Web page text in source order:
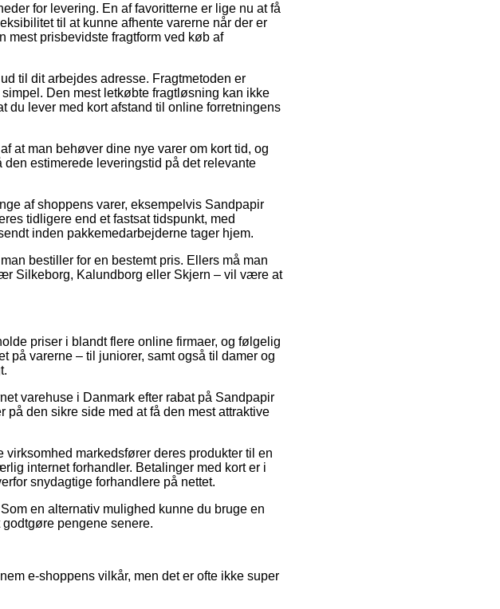
for levering. En af favoritterne er lige nu at få
til at kunne afhente varerne når der er
mest prisbevidste fragtform ved køb af
til dit arbejdes adresse. Fragtmetoden er
Den mest letkøbte fragtløsning kan ikke
lever med kort afstand til online forretningens
man behøver dine nye varer om kort tid, og
estimerede leveringstid på det relevante
af shoppens varer, eksempelvis Sandpapir
tidligere end et fastsat tidspunkt, med
inden pakkemedarbejderne tager hjem.
bestiller for en bestemt pris. Ellers må man
Silkeborg, Kalundborg eller Skjern – vil være at
priser i blandt flere online firmaer, og følgelig
på varerne – til juniorer, samt også til damer og
varehuse i Danmark efter rabat på Sandpapir
på den sikre side med at få den mest attraktive
markedsfører deres produkter til en
internet forhandler. Betalinger med kort er i
snydagtige forhandlere på nettet.
en alternativ mulighed kunne du bruge en
pengene senere.
e-shoppens vilkår, men det er ofte ikke super